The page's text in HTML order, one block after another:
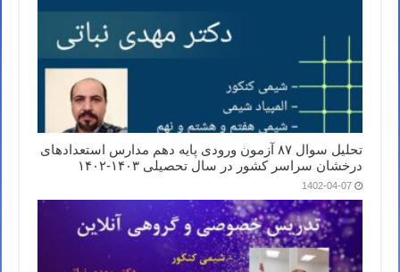
تحلیل سوال ۸۷ آزمون ورودی پایه دهم مدارس استعدادهای
درخشان سراسر کشور در سال تحصیلی ۱۴۰۳-۱۴۰۲
1402-04-07